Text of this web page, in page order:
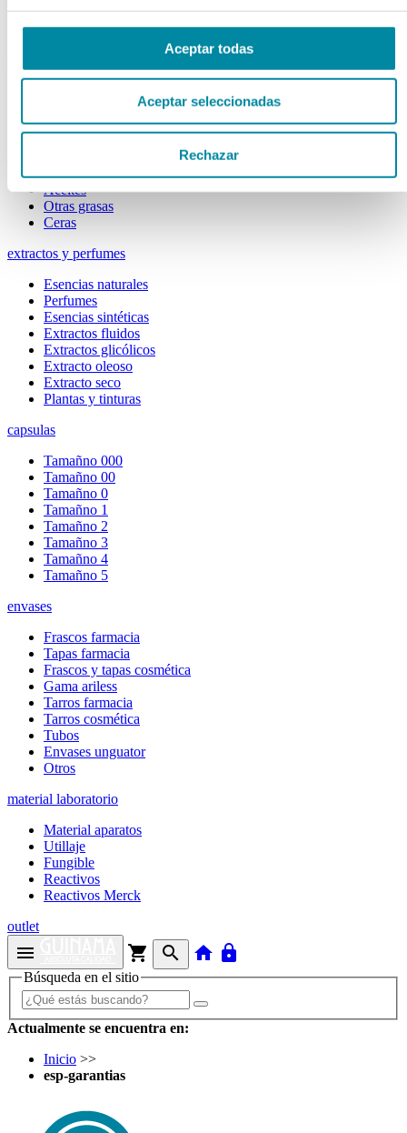
Aceptar todas
Aceptar seleccionadas
Rechazar
Tensioactivos
Emulsionantes
Aceites
Otras grasas
Ceras
extractos y perfumes
Esencias naturales
Perfumes
Esencias sintéticas
Extractos fluidos
Extractos glicólicos
Extracto oleoso
Extracto seco
Plantas y tinturas
capsulas
Tamañno 000
Tamañno 00
Tamañno 0
Tamañno 1
Tamañno 2
Tamañno 3
Tamañno 4
Tamañno 5
envases
Frascos farmacia
Tapas farmacia
Frascos y tapas cosmética
Gama ariless
Tarros farmacia
Tarros cosmética
Tubos
Envases unguator
Otros
material laboratorio
Material aparatos
Utillaje
Fungible
Reactivos
Reactivos Merck
outlet
menu shopping_cart search home lock
Búsqueda en el sitio
Actualmente se encuentra en:
Inicio >>
esp-garantias